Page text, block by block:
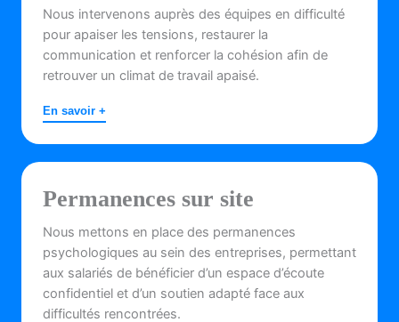
Nous intervenons auprès des équipes en difficulté
pour apaiser les tensions, restaurer la
communication et renforcer la cohésion afin de
retrouver un climat de travail apaisé.
En savoir +
Permanences sur site
Nous mettons en place des permanences
psychologiques au sein des entreprises, permettant
aux salariés de bénéficier d’un espace d’écoute
confidentiel et d’un soutien adapté face aux
difficultés rencontrées.